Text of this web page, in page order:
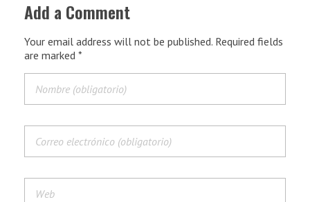
Add a Comment
Your email address will not be published. Required fields
are marked *